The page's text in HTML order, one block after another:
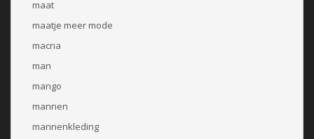
maat
maatje meer mode
macna
man
mango
mannen
mannenkleding